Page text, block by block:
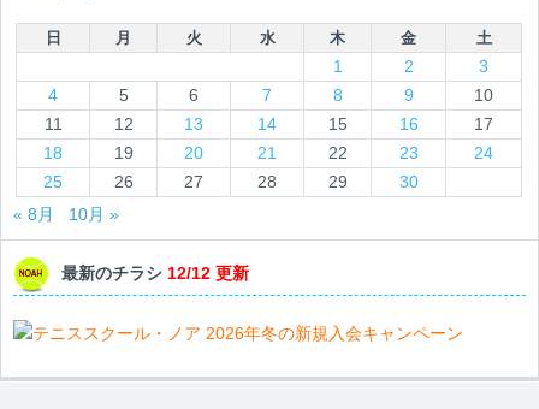
日 月 火 水 木 金 土
1 2
3
4
5 6 7 8 9
10
11
12 13 14 15 16
17
18
19 20 21 22 23
24
25
26 27 28 29
30
« 8月
10月 »
最新のチラシ 12/12 更新